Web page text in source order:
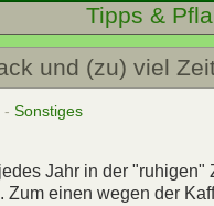
Tipps &
und (zu) viel
-Sonstiges
Jahr in der
Zum einen wegen der